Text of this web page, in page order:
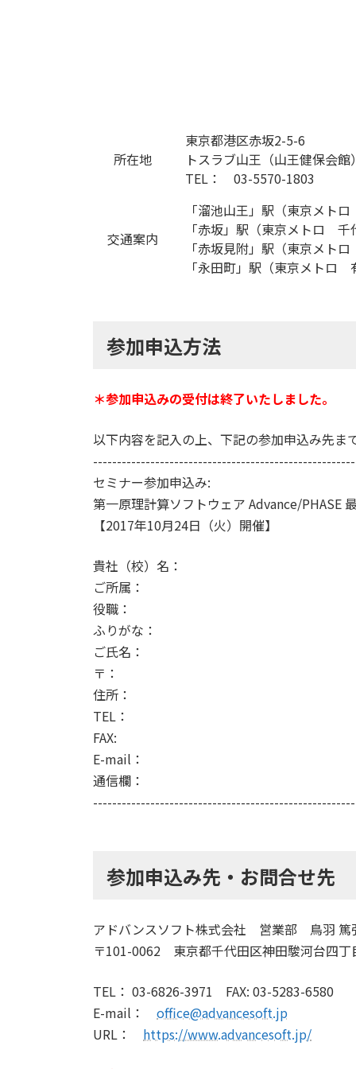
所在地
東京都港区赤坂2-5-6
トスラブ山王（山王健保
TEL： 03-5570-1803
交通案内
「溜池山王」駅（東京メト
「赤坂」駅（東京メトロ
「赤坂見附」駅（東京メト
「永田町」駅（東京メトロ
参加申込方法
＊参加申込みの受付は終了いたしました。
以下内容を記入の上、下記の参加申込み先
セミナー参加申込み:
第一原理計算ソフトウェア Advance/PHASE
【2017年10月24日（火）開催】
貴社（校）名：
ご所属：
役職：
ふりがな：
ご氏名：
〒：
住所：
TEL：
FAX:
E-mail：
通信欄：
参加申込み先・お問合せ先
アドバンスソフト株式会社 営業部 鳥羽 篤
〒101-0062 東京都千代田区神田駿河台四
TEL： 03-6826-3971 FAX: 03-5283-6580
E-mail： office@advancesoft.jp
URL： https://www.advancesoft.jp/